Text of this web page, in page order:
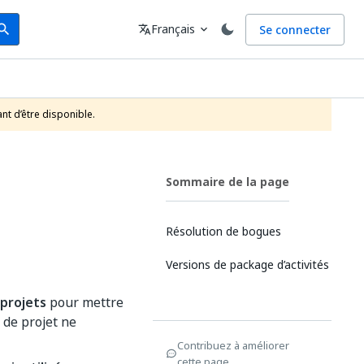
Langue
translateFrançais expand_more Se connecter
d’être disponible.
pour mettre
projet ne
Sommaire de la page
Résolution de bogues
Versions de package d’activités
Contribuez à améliorer